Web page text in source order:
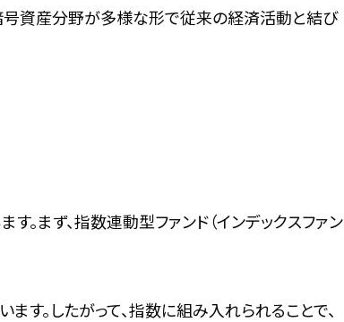
号資産分野が多様な形で従来の経済活動と結び
まず、指数連動型ファンド（インデックスファン
。したがって、指数に組み入れられることで、